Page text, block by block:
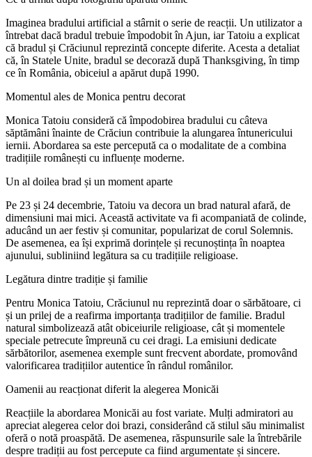
Imaginea bradului artificial a stârnit o serie de reacții. Un utilizator a
întrebat dacă bradul trebuie împodobit în Ajun, iar Tatoiu a explicat
că bradul și Crăciunul reprezintă concepte diferite. Acesta a detaliat
că, în Statele Unite, bradul se decorază după Thanksgiving, în timp
ce în România, obiceiul a apărut după 1990.
Momentul ales de Monica pentru decorat
Monica Tatoiu consideră că împodobirea bradului cu câteva
săptămâni înainte de Crăciun contribuie la alungarea întunericului
iernii. Abordarea sa este percepută ca o modalitate de a combina
tradițiile românești cu influențe moderne.
Un al doilea brad și un moment aparte
Pe 23 și 24 decembrie, Tatoiu va decora un brad natural afară, de
dimensiuni mai mici. Această activitate va fi acompaniată de colinde,
aducând un aer festiv și comunitar, popularizat de corul Solemnis.
De asemenea, ea își exprimă dorințele și recunoștința în noaptea
ajunului, subliniind legătura sa cu tradițiile religioase.
Legătura dintre tradiție și familie
Pentru Monica Tatoiu, Crăciunul nu reprezintă doar o sărbătoare, ci
și un prilej de a reafirma importanța tradițiilor de familie. Bradul
natural simbolizează atât obiceiurile religioase, cât și momentele
speciale petrecute împreună cu cei dragi. La emisiuni dedicate
sărbătorilor, asemenea exemple sunt frecvent abordate, promovând
valorificarea tradițiilor autentice în rândul românilor.
Oamenii au reacționat diferit la alegerea Monicăi
Reacțiile la abordarea Monicăi au fost variate. Mulți admiratori au
apreciat alegerea celor doi brazi, considerând că stilul său minimalist
oferă o notă proaspătă. De asemenea, răspunsurile sale la întrebările
despre tradiții au fost percepute ca fiind argumentate și sincere.